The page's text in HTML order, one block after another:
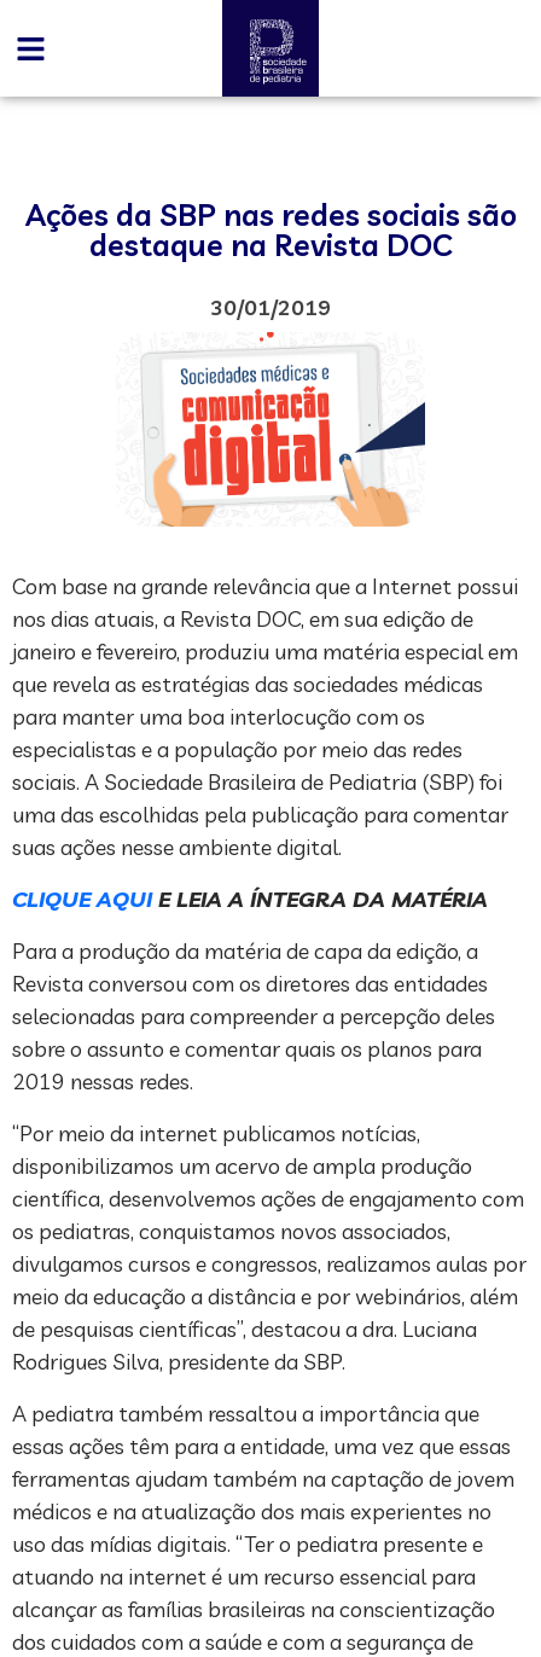
Ações da SBP nas redes sociais são
destaque na Revista DOC
30/01/2019
Com base na grande relevância que a Internet possui
nos dias atuais, a Revista DOC, em sua edição de
janeiro e fevereiro, produziu uma matéria especial em
que revela as estratégias das sociedades médicas
para manter uma boa interlocução com os
especialistas e a população por meio das redes
sociais. A Sociedade Brasileira de Pediatria (SBP) foi
uma das escolhidas pela publicação para comentar
suas ações nesse ambiente digital.
CLIQUE AQUIE LEIA A ÍNTEGRA DA MATÉRIA
Para a produção da matéria de capa da edição, a
Revista conversou com os diretores das entidades
selecionadas para compreender a percepção deles
sobre o assunto e comentar quais os planos para
2019 nessas redes.
“Por meio da internet publicamos notícias,
disponibilizamos um acervo de ampla produção
científica, desenvolvemos ações de engajamento com
os pediatras, conquistamos novos associados,
divulgamos cursos e congressos, realizamos aulas por
meio da educação a distância e por webinários, além
de pesquisas científicas”, destacou a dra. Luciana
Rodrigues Silva, presidente da SBP.
A pediatra também ressaltou a importância que
essas ações têm para a entidade, uma vez que essas
ferramentas ajudam também na captação de jovem
médicos e na atualização dos mais experientes no
uso das mídias digitais. “Ter o pediatra presente e
atuando na internet é um recurso essencial para
alcançar as famílias brasileiras na conscientização
dos cuidados com a saúde e com a segurança de